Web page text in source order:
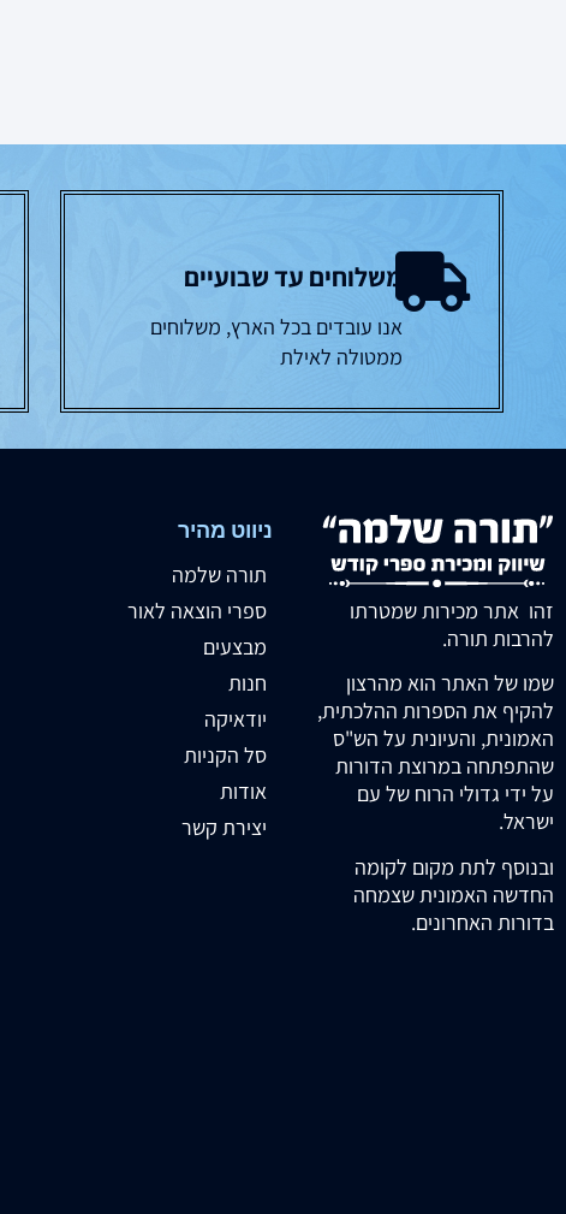
משלוחים עד שבועיים
אנו עובדים בכל הארץ, משלוחים
ממטולה לאילת
זהו אתר מכירות שמטרתו
להרבות תורה.
שמו של האתר הוא מהרצון
להקיף את הספרות ההלכתית,
האמונית, והעיונית על הש"ס
שהתפתחה במרוצת הדורות
על ידי גדולי הרוח של עם
ישראל.
ובנוסף לתת מקום לקומה
החדשה האמונית שצמחה
בדורות האחרונים.
ניווט מהיר
תורה שלמה
ספרי הוצאה לאור
מבצעים
חנות
יודאיקה
סל הקניות
אודות
יצירת קשר